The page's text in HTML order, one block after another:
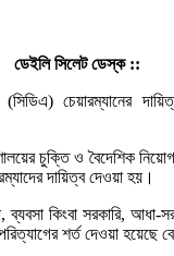
ডেইলি সিলেট ডেস্ক ::
চেয়ারম্যানের
চুক্তি ও বৈদেশিক
দায়িত্ব দেওয়া হয়।
কিংবা সরকারি, আধা-
শর্ত দেওয়া হয়েছে